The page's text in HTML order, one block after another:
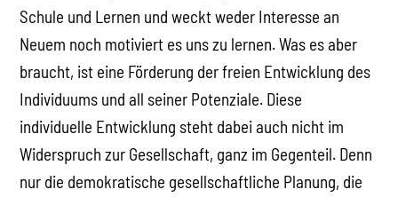
Schule und Lernen und weckt weder Interesse an
Neuem noch motiviert es uns zu lernen. Was es aber
braucht, ist eine Förderung der freien Entwicklung des
Individuums und all seiner Potenziale. Diese
individuelle Entwicklung steht dabei auch nicht im
Widerspruch zur Gesellschaft, ganz im Gegenteil. Denn
nur die demokratische gesellschaftliche Planung, die